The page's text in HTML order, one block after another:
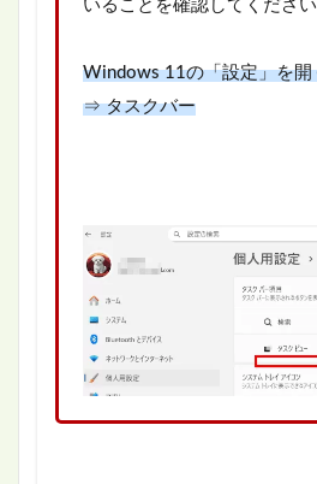
いることを確認してください
Windows 11の「設定」を
⇒ タスクバー